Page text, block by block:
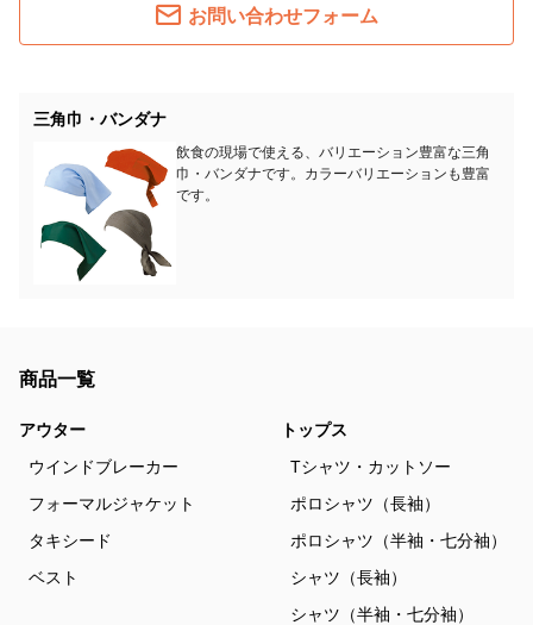
お問い合わせフォーム
三角巾・バンダナ
飲食の現場で使える、バリエーション豊富な三角
巾・バンダナです。カラーバリエーションも豊富
です。
商品一覧
アウター
ウインドブレーカー
フォーマルジャケット
タキシード
ベスト
トップス
Tシャツ・カットソー
ポロシャツ（長袖）
ポロシャツ（半袖・七分袖）
シャツ（長袖）
シャツ（半袖・七分袖）